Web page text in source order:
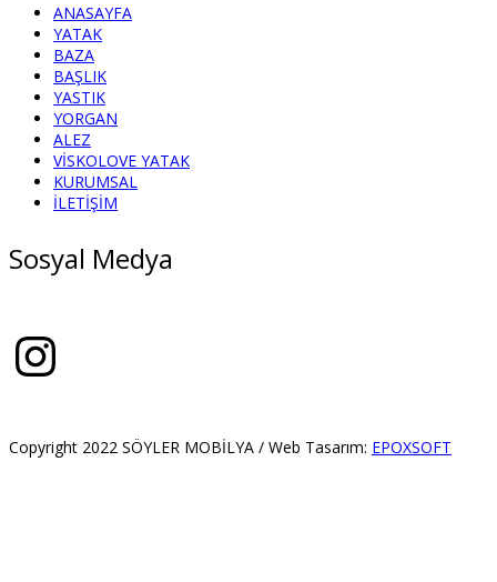
ANASAYFA
YATAK
BAZA
BAŞLIK
YASTIK
YORGAN
ALEZ
VİSKOLOVE YATAK
KURUMSAL
İLETİŞİM
Sosyal Medya
Instagram
Copyright 2022 SÖYLER MOBİLYA / Web Tasarım: EPOXSOFT